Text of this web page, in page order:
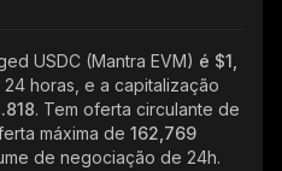
USDC (Mantra EVM) é $1,
24 horas, e a capitalização
. Tem oferta circulante de
máxima de 162,769
de negociação de 24h.